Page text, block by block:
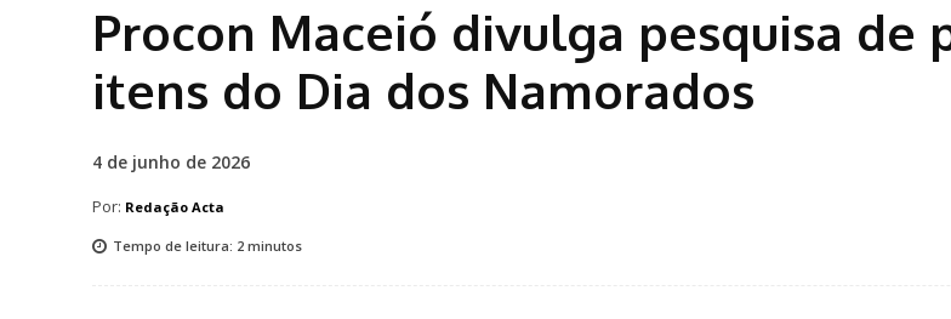
Procon Maceió divulga pesquisa de
itens do Dia dos Namorados
4 de junho de 2026
Por: Redação Acta
Tempo de leitura: 2 minutos